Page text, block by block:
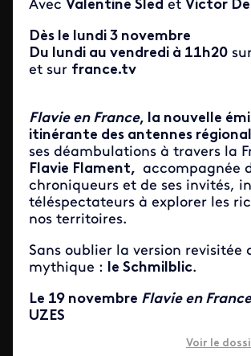
Avec Valentine Sled et Victor
Dès le lundi 3 novembre
Du lundi au vendredi à 11h20
et sur france.tv
Flavie en France, la nouvelle
itinérante des antennes
ses déambulations à travers la
Flavie Flament, accompagnée
chroniqueurs et de ses invités,
téléspectateurs à explorer les
nos territoires.
Sans oublier la version revisitée
mythique : le Schmilblic.
Le 19 novembre Flavie en France
UZES
Voir le